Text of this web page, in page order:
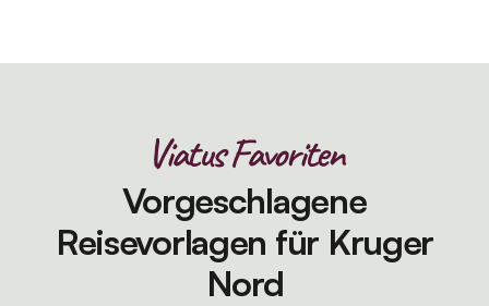
Viatus Favoriten
Vorgeschlagene
Reisevorlagen für Kruger
Nord